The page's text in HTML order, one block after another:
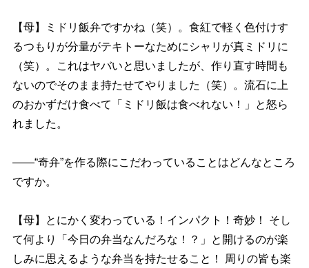
【母】ミドリ飯弁ですかね（笑）。食紅で軽く色付けす
るつもりが分量がテキトーなためにシャリが真ミドリに
（笑）。これはヤバいと思いましたが、作り直す時間も
ないのでそのまま持たせてやりました（笑）。流石に上
のおかずだけ食べて「ミドリ飯は食べれない！」と怒ら
れました。
――“奇弁”を作る際にこだわっていることはどんなところ
ですか。
【母】とにかく変わっている！インパクト！奇妙！ そし
て何より「今日の弁当なんだろな！？」と開けるのが楽
しみに思えるような弁当を持たせること！ 周りの皆も楽